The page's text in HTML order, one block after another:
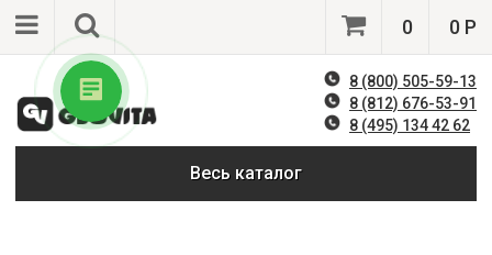
0 0 Р
8 (800) 505-59-13
8 (812) 676-53-91
8 (495) 134 42 62
Весь каталог